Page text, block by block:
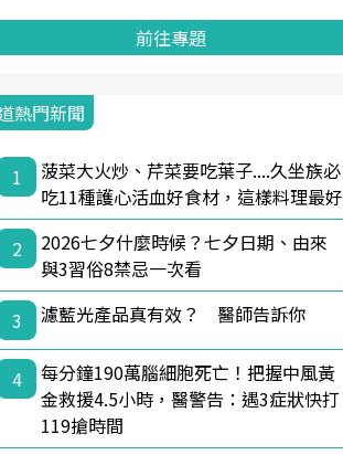
熱門新聞
1
菠菜大火炒、芹菜要吃葉子....久坐族必
吃11種護心活血好食材，這樣料理最好
2
2026七夕什麼時候？七夕日期、由來
與3習俗8禁忌一次看
3
濾藍光產品真有效？ 醫師告訴你
4
每分鐘190萬腦細胞死亡！把握中風黃
金救援4.5小時，醫警告：遇3症狀快打
119搶時間